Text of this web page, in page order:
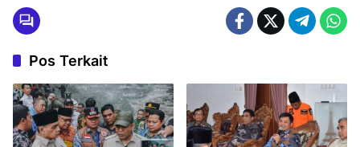
Pos Terkait